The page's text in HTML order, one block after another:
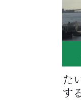
た
す